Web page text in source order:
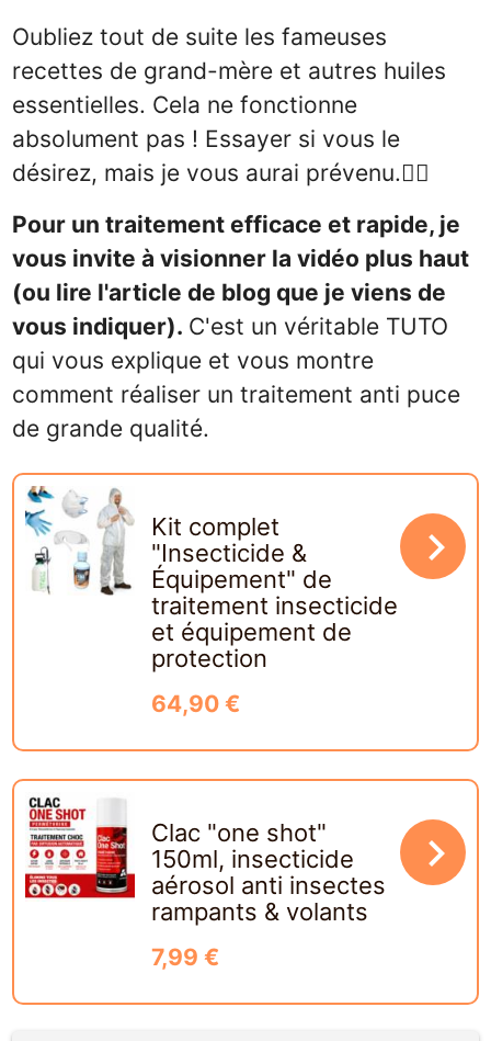
Oubliez tout de suite les fameuses
recettes de grand-mère et autres huiles
essentielles. Cela ne fonctionne
absolument pas ! Essayer si vous le
désirez, mais je vous aurai prévenu.🤦‍♂️
Pour un traitement efficace et rapide, je
vous invite à visionner la vidéo plus haut
(ou lire l'article de blog que je viens de
vous indiquer). C'est un véritable TUTO
qui vous explique et vous montre
comment réaliser un traitement anti puce
de grande qualité.
Kit complet
"Insecticide &
Équipement" de
traitement insecticide
et équipement de
protection
64,90 €
navigate_next
Clac "one shot"
150ml, insecticide
aérosol anti insectes
rampants & volants
7,99 €
navigate_next